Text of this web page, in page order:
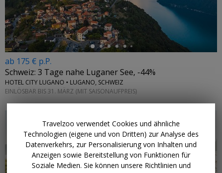
ab 175 € p.P.
Schweiz: 3 Tage nahe Luganer See, -44%
HOTEL CITY LUGANO • LUGANO, SCHWEIZ
EINLÖSBAR BIS 31. MÄRZ (MIT SAISONAUFPREIS)
←
Travelzoo verwendet Cookies und ähnliche
Technologien (eigene und von Dritten) zur Analyse des
Datenverkehrs, zur Personalisierung von Inhalten und
Anzeigen sowie Bereitstellung von Funktionen für
Soziale Medien. Sie können unsere Richtlinien und